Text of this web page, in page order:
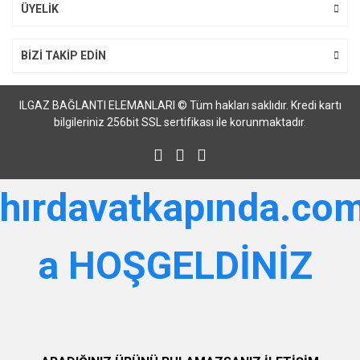
ÜYELİK
BİZİ TAKİP EDİN
ILGAZ BAĞLANTI ELEMANLARI © Tüm hakları saklıdır. Kredi kartı
bilgileriniz 256bit SSL sertifikası ile korunmaktadır.
a HOŞGELDİNİZ